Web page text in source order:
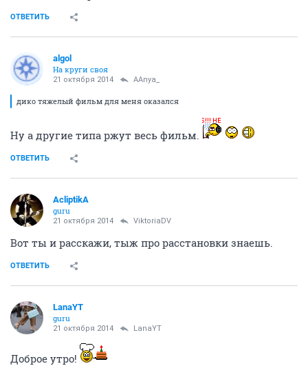
ОТВЕТИТЬ
аlgоl
На круги своя
21 октября 2014 AAnya_
дико тяжелый фильм для меня оказался
Ну а другие типа ржут весь фильм.
ОТВЕТИТЬ
AcliptikA
guru
21 октября 2014 ViktoriaDV
Вот ты и расскажи, тыж про расстановки знаешь.
ОТВЕТИТЬ
LanaYT
guru
21 октября 2014 LanaYT
Доброе утро!